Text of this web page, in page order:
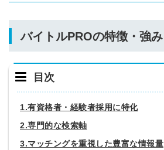
バイトルPROの特徴・強み
目次
1.有資格者・経験者採用に特化
2.専門的な検索軸
3.マッチングを重視した豊富な情報量